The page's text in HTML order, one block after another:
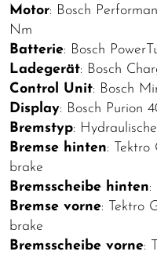
Motor: Bosch
Nm
Batterie: Bosch
Ladegerät: Bosch
Control Unit: Bosch
Display: Bosch Purion
Bremstyp:
Bremse hinten: Tektro
brake
Bremsscheibe hinten:
Bremse vorne: Tektro
brake
Bremsscheibe vorne: